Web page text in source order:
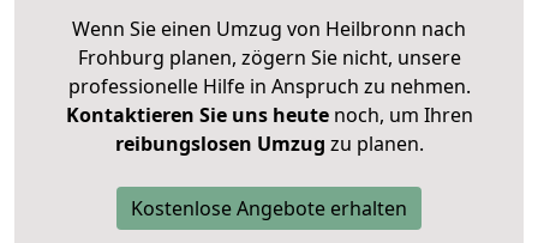
Wenn Sie einen Umzug von Heilbronn nach
Frohburg planen, zögern Sie nicht, unsere
professionelle Hilfe in Anspruch zu nehmen.
Kontaktieren Sie uns heutenoch, um Ihren
reibungslosen Umzug zu planen.
Kostenlose Angebote erhalten